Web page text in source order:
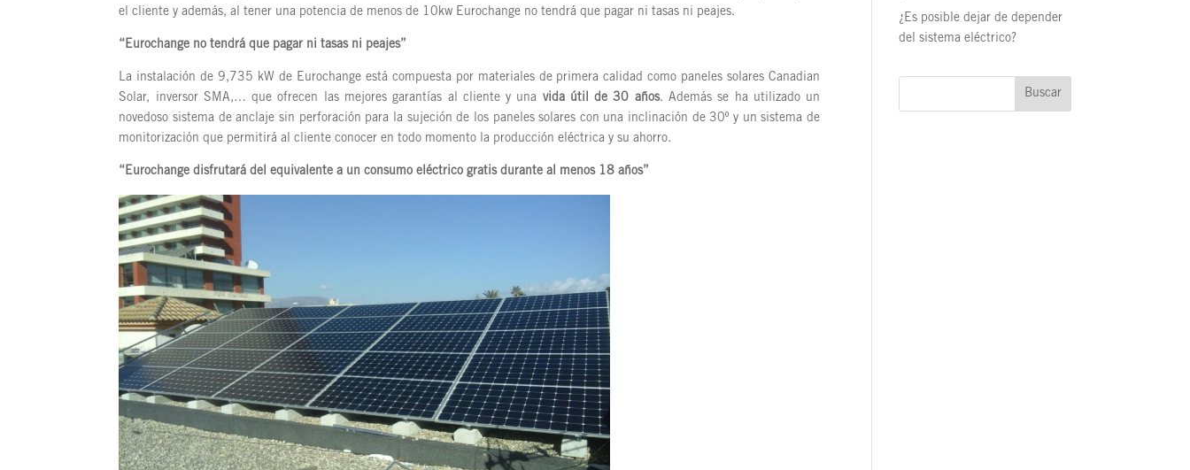
el cliente y además, al tener una potencia de menos de 10kw Eurochange no tendrá que pagar ni tasas ni peajes.
“ Eurochange no tendrá que pagar ni tasas ni peajes”
La instalación de 9,735 kW de Eurochange está compuesta por materiales de primera calidad como paneles solares Canadian
Solar, inversor SMA,… que ofrecen las mejores garantías al cliente y una vida útil de 30 años. Además se ha utilizado un
novedoso sistema de anclaje sin perforación para la sujeción de los paneles solares con una inclinación de 30º y un sistema de
monitorización que permitirá al cliente conocer en todo momento la producción eléctrica y su ahorro.
“Eurochange disfrutará del equivalente a un consumo eléctrico gratis durante al menos 18 años”
¿Es posible dejar de depender
del sistema eléctrico?
Buscar